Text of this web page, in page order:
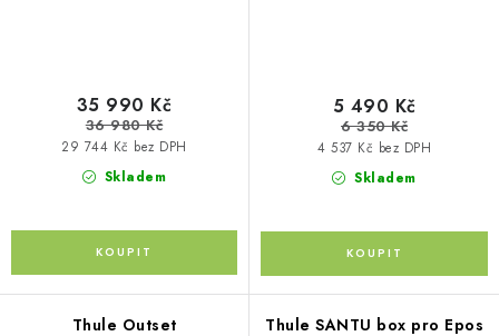
Skladem
29 744 Kč bez DPH
35 990 Kč
36 980 Kč
Skladem
4 537 Kč bez DPH
5 490 Kč
6 350 Kč
Thule Outset
Thule SANTU box pro Epos